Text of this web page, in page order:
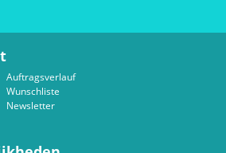
Auftragsverlauf
Wunschliste
Newsletter